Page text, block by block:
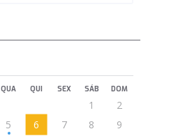
QUA QUI SEX SÁB DOM
1
2
5 6 7 8
9